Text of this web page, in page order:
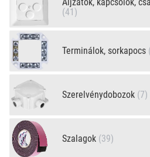
(41)
Terminálok, sorkapocs
Szerelvénydobozok (7)
Szalagok (39)